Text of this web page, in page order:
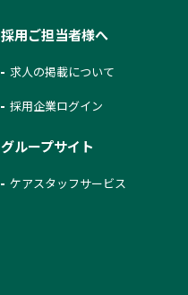
採用ご担当者様へ
求人の掲載について
採用企業ログイン
グループサイト
ケアスタッフサービス